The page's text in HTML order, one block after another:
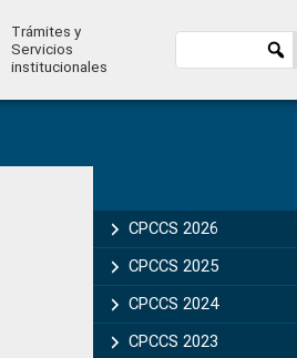
Trámites y
Servicios
institucionales
Sidebar
CPCCS 2026
CPCCS 2025
CPCCS 2024
CPCCS 2023